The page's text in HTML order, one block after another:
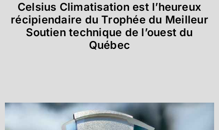
Celsius Climatisation est l’heureux
récipiendaire du Trophée du Meilleur
Soutien technique de l’ouest du
Québec